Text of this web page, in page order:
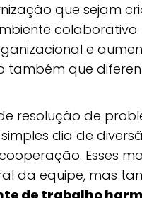
que sejam
colaborativo.
e
também que
resolução de
dia de
Esses
da equipe, mas